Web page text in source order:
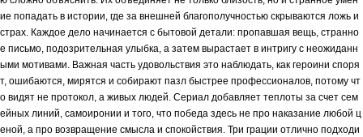
ие попадать в истории, где за внешней благополучностью скрываются ложь и
страх. Каждое дело начинается с бытовой детали: пропавшая вещь, странно
е письмо, подозрительная улыбка, а затем вырастает в интригу с неожиданн
ыми мотивами. Важная часть удовольствия это наблюдать, как героини споря
т, ошибаются, мирятся и собирают пазл быстрее профессионалов, потому чт
о видят не протокол, а живых людей. Сериал добавляет теплоты за счет сем
ейных линий, самоиронии и того, что победа здесь не про наказание любой ц
еной, а про возвращение смысла и спокойствия. Три грации отлично подходи